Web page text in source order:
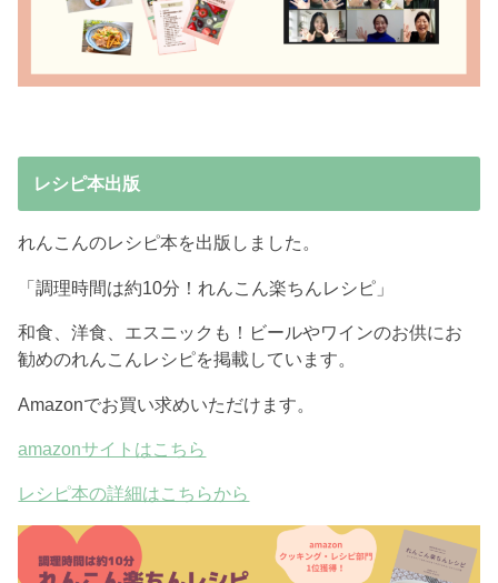
レシピ本出版
れんこんのレシピ本を出版しました。
「調理時間は約10分！れんこん楽ちんレシピ」
和食、洋食、エスニックも！ビールやワインのお供にお
勧めのれんこんレシピを掲載しています。
Amazonでお買い求めいただけます。
amazonサイトはこちら
レシピ本の詳細はこちらから